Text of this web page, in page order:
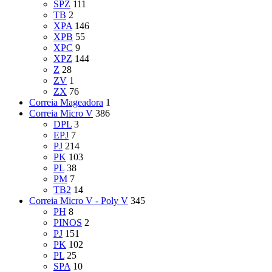
SPZ 111
TB 2
XPA 146
XPB 55
XPC 9
XPZ 144
Z 28
ZV 1
ZX 76
Correia Mageadora 1
Correia Micro V 386
DPL 3
EPJ 7
PJ 214
PK 103
PL 38
PM 7
TB2 14
Correia Micro V - Poly V 345
PH 8
PINOS 2
PJ 151
PK 102
PL 25
SPA 10